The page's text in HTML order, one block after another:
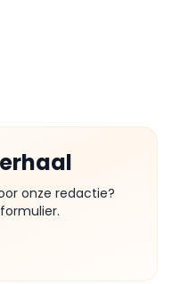
onze redactie?